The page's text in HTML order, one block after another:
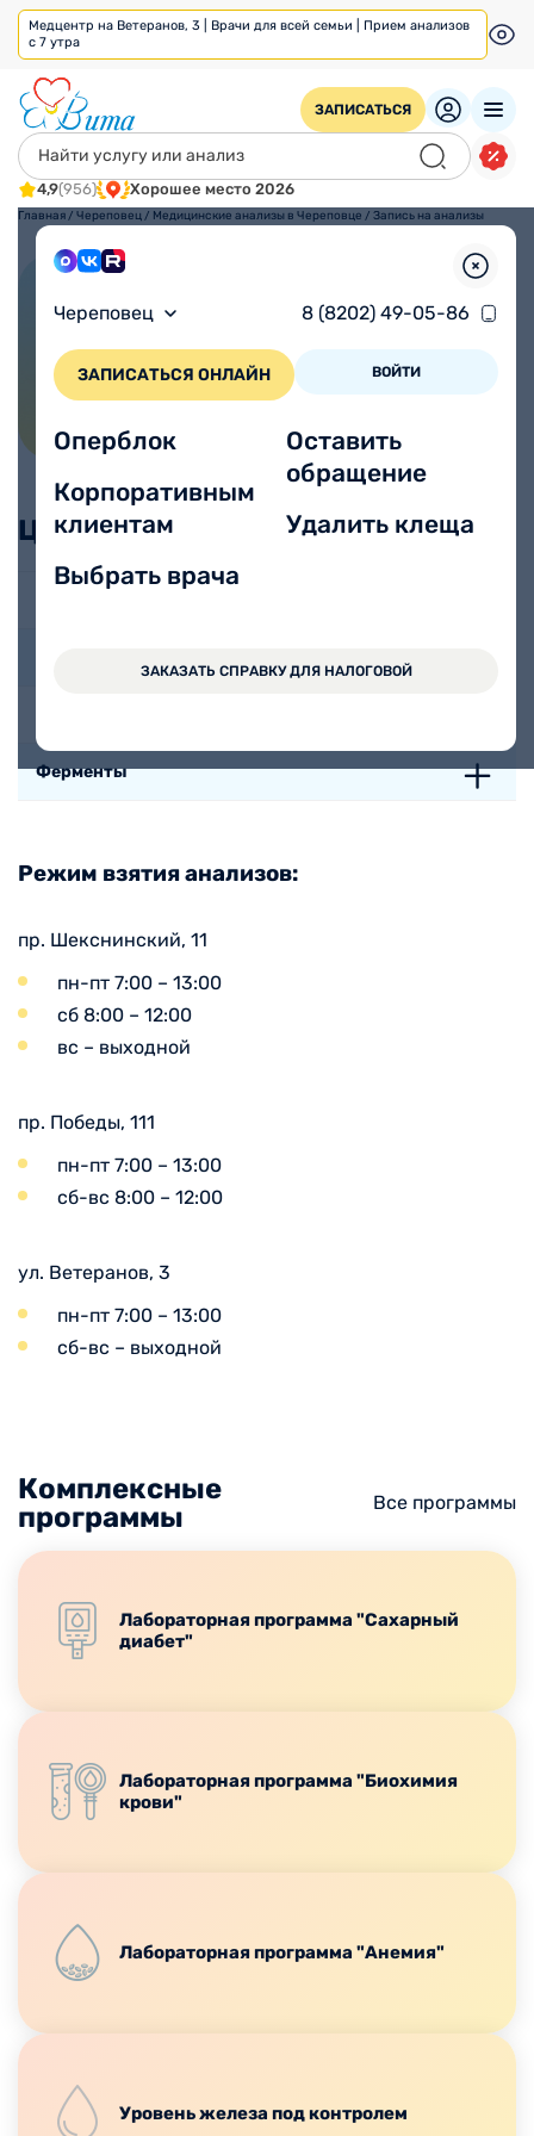
Медцентр на Ветеранов, 3 | Врачи для всей семьи | Прием анализов
с 7 утра
ЗАПИСАТЬСЯ
4,9(956) Хорошее место 2026
Череповец 8 (8202) 49-05-86
ЗАПИСАТЬСЯ ОНЛАЙН ВОЙТИ
Оперблок
Корпоративным
клиентам
Выбрать врача
Оставить
обращение
Удалить клеща
ЗАКАЗАТЬ СПРАВКУ ДЛЯ НАЛОГОВОЙ
Главная / Череповец / Медицинские анализы в Череповце / Запись на анализы
Цены
Ферменты
Режим взятия анализов:
пр. Шекснинский, 11
пн-пт 7:00 – 13:00
сб 8:00 – 12:00
вс – выходной
пр. Победы, 111
пн-пт 7:00 – 13:00
сб-вс 8:00 – 12:00
ул. Ветеранов, 3
пн-пт 7:00 – 13:00
сб-вс – выходной
Комплексные
программы
Все программы
Лабораторная программа "Сахарный
диабет"
Лабораторная программа "Биохимия
крови"
Лабораторная программа "Анемия"
Уровень железа под контролем